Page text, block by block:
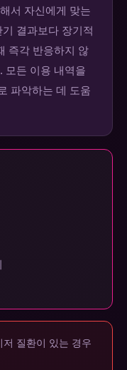
서 자신에게 맞는
결과보다 장기적
즉각 반응하지 않
모든 이용 내역을
파악하는 데 도움
질환이 있는 경우